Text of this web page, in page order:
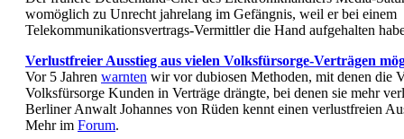
womöglich zu Unrecht jahrelang im Gefängnis, weil er bei einem
Telekommunikationsvertrags-Vermittler die Hand aufgehalten
Verlustfreier Ausstieg aus vielen Volksfürsorge-Verträgen
Vor 5 Jahren warnten wir vor dubiosen Methoden, mit denen die
Volksfürsorge Kunden in Verträge drängte, bei denen sie mehr
Berliner Anwalt Johannes von Rüden kennt einen verlustfreien
Mehr im Forum.